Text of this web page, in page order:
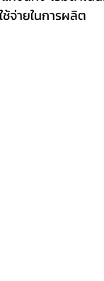
ช้จ่ายในการผลิต